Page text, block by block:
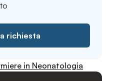
richiesta
in Neonatologia